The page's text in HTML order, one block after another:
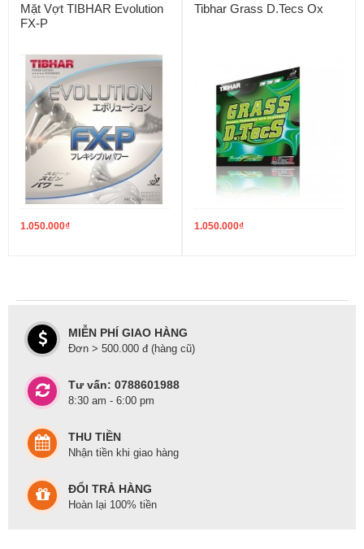
Mặt Vợt TIBHAR Evolution
FX-P
1.050.000₫
Tibhar Grass D.Tecs Ox
1.050.000₫
MIỄN PHÍ GIAO HÀNG
Đơn > 500.000 đ (hàng cũ)
Tư vấn: 0788601988
8:30 am - 6:00 pm
THU TIỀN
Nhận tiền khi giao hàng
ĐỔI TRẢ HÀNG
Hoàn lại 100% tiền